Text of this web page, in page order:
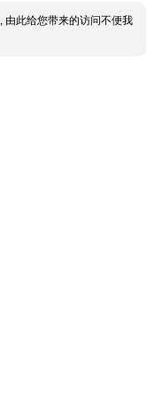
由此给您带来的访问不便我